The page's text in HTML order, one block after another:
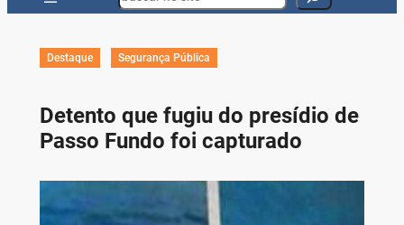
Destaque Segurança Pública
Detento que fugiu do presídio de
Passo Fundo foi capturado